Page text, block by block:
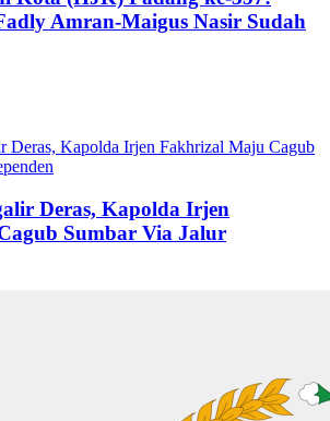
Amran-Maigus Nasir Sudah
Deras, Kapolda Irjen
Sumbar Via Jalur